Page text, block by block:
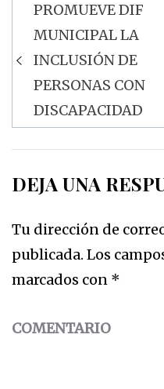
Navegación
de
entradas
PROMUEVE DIF
MUNICIPAL LA
INCLUSIÓN DE
PERSONAS CON
DISCAPACIDAD
DEJA UNA
Tu dirección de
publicada. Los
marcados con *
COMENTARIO